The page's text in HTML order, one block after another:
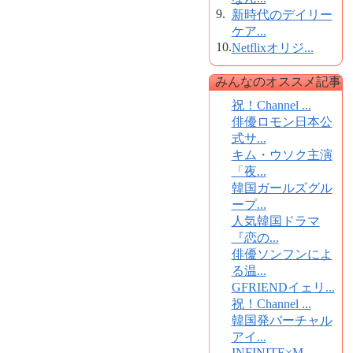
9. 新時代のデイリー
ケア...
10.Netflixオリジ...
みんなのオススメ記事
祝！Channel ...
俳優ロモン日本公
式サ...
キム・ウソク主演
「夜...
韓国ガールズグル
ープ...
人気韓国ドラマ
『恋の...
俳優ソンフンによ
る温...
GFRIENDイェリ...
祝！Channel ...
韓国発バーチャル
アイ...